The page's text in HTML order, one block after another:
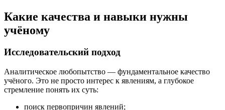
Какие качества и навыки нужны
учёному
Исследовательский подход
Аналитическое любопытство — фундаментальное качество
учёного. Это не просто интерес к явлениям, а глубокое
стремление понять их суть:
поиск первопричин явлений;